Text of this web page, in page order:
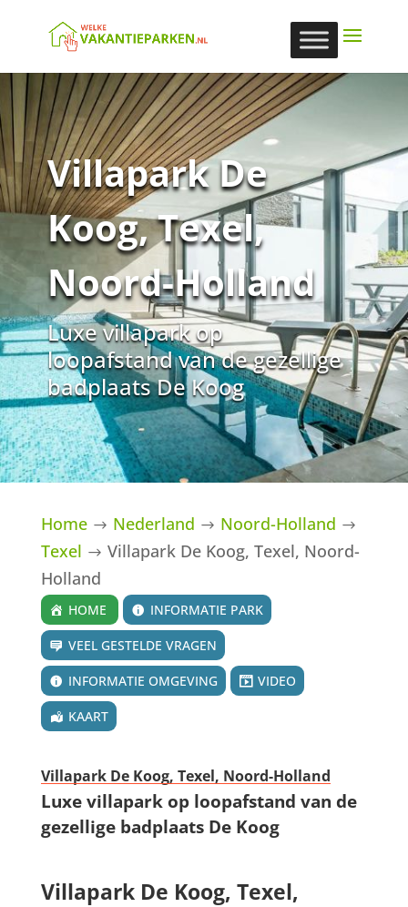
Villapark De
Koog, Texel,
Noord-Holland
Luxe villapark op
loopafstand van de gezellige
badplaats De Koog
Home $ Nederland $ Noord-Holland $
Texel $ Villapark De Koog, Texel, Noord-
Holland
HOME INFORMATIE PARK
VEEL GESTELDE VRAGEN
INFORMATIE OMGEVING VIDEO
KAART
Villapark De Koog, Texel, Noord-Holland
Luxe villapark op loopafstand van de
gezellige badplaats De Koog
Villapark De Koog, Texel,